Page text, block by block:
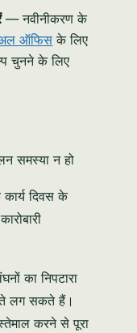
— नवीनीकरण के
ऑफिसके लिए
चुनने के लिए
समस्या न हो
कार्य दिवस के
का निपटारा
लग सकते हैं।
करने से पूरा